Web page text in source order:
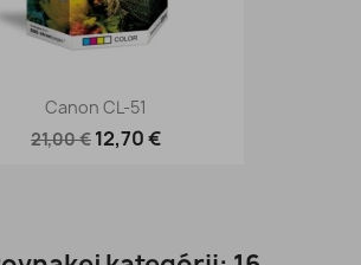
Canon CL-51
21,00 € 12,70 €